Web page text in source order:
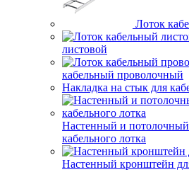
Лоток
листовой
кабельный проволочный
Накладка на стык для
Настенный и
кабельного лотка
Настенный кронштейн